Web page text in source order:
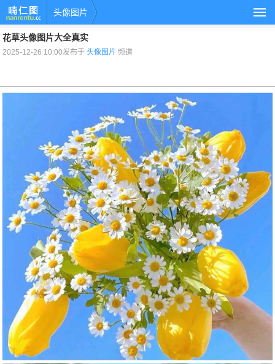
头像图片
花草头像图片大全真实
2025-12-26 10:00发布于头像图片 频道